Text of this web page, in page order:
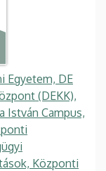
Egyetem, DE
(DEKK),
István Campus,
Központi